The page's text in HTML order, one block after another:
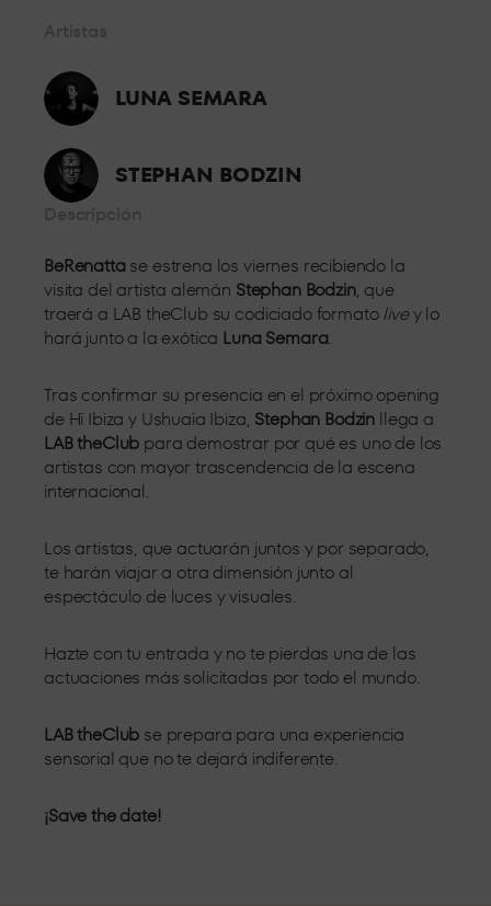
BeRenatta se estrena los viernes recibiendo la
visita del artista alemán Stephan Bodzin, que
traerá a LAB theClub su codiciado formatolivey lo
hará junto a la exótica Luna Semara.
Tras confirmar su presencia en el próximo opening
de Hï Ibiza y Ushuaïa Ibiza, Stephan Bodzin llega a
LAB theClub para demostrar por qué es uno de los
artistas con mayor trascendencia de la escena
internacional.
Los artistas, que actuarán juntos y por separado,
te harán viajar a otra dimensión junto al
espectáculo de luces y visuales.
Hazte con tu entrada y no te pierdas una de las
actuaciones más solicitadas por todo el mundo.
LAB theClub se prepara para una experiencia
sensorial que no te dejará indiferente.
¡Save the date!
LUNA SEMARA
STEPHAN BODZIN
STANDARD 4
En el centro de la sala, experimenta toda la presión del sonido
a pie de pista.
GRAN
El mejor espacio para grupos grandes, espacios
completamente adaptados para celebrar tu noche con tus
amigos.